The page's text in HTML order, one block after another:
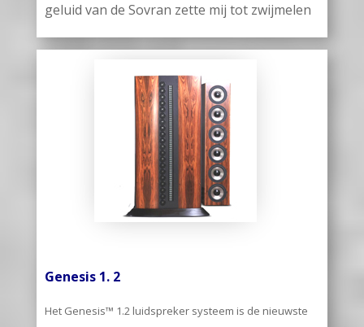
geluid van de Sovran zette mij tot zwijmelen
Genesis 1. 2
Het Genesis™ 1.2 luidspreker systeem is de nieuwste